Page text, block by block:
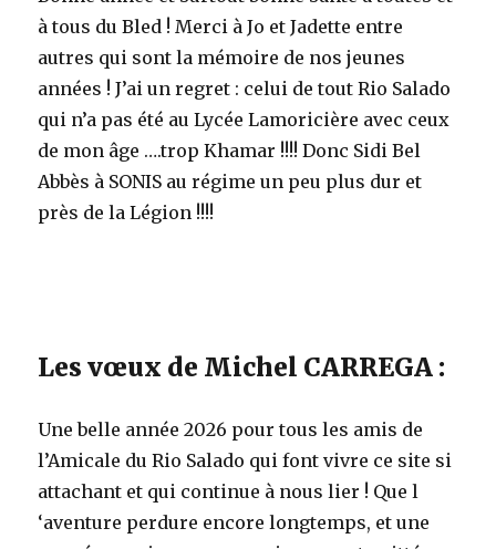
à tous du Bled ! Merci à Jo et Jadette entre
autres qui sont la mémoire de nos jeunes
années ! J’ai un regret : celui de tout Rio Salado
qui n’a pas été au Lycée Lamoricière avec ceux
de mon âge ….trop Khamar !!!! Donc Sidi Bel
Abbès à SONIS au régime un peu plus dur et
près de la Légion !!!!
Les vœux de Michel CARREGA :
Une belle année 2026 pour tous les amis de
l’Amicale du Rio Salado qui font vivre ce site si
attachant et qui continue à nous lier ! Que l
‘aventure perdure encore longtemps, et une